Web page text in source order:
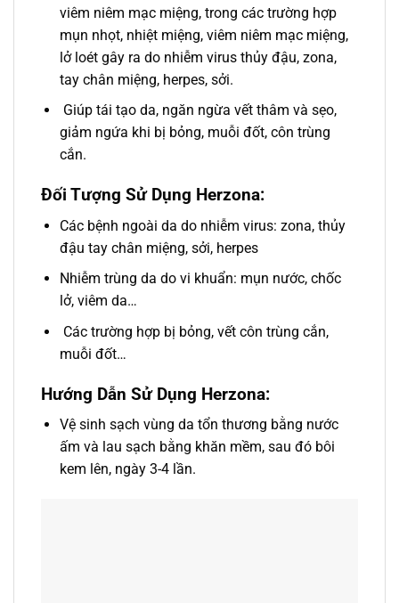
viêm niêm mạc miệng, trong các trường hợp
mụn nhọt, nhiệt miệng, viêm niêm mạc miệng,
lở loét gây ra do nhiễm virus thủy đậu, zona,
tay chân miệng, herpes, sởi.
Giúp tái tạo da, ngăn ngừa vết thâm và sẹo,
giảm ngứa khi bị bỏng, muỗi đốt, côn trùng
cắn.
Đối Tượng Sử Dụng Herzona:
Các bệnh ngoài da do nhiễm virus: zona, thủy
đậu tay chân miệng, sởi, herpes
Nhiễm trùng da do vi khuẩn: mụn nước, chốc
lở, viêm da…
Các trường hợp bị bỏng, vết côn trùng cắn,
muỗi đốt…
Hướng Dẫn Sử Dụng Herzona:
Vệ sinh sạch vùng da tổn thương bằng nước
ấm và lau sạch bằng khăn mềm, sau đó bôi
kem lên, ngày 3-4 lần.